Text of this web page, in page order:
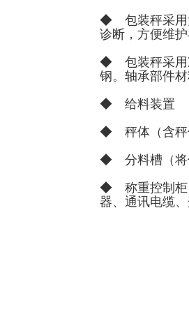
◆ 包装秤采用
诊断，方便维
◆ 包装秤采用
钢。轴承部件
◆ 给料装置
◆ 秤体（含秤
◆ 分料槽（将
◆ 称重控制柜
器、通讯电缆